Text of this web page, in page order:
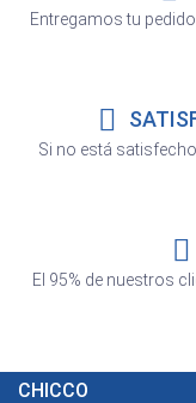
Entregamos tu
Si no está
El 95% de nuestros
CHICCO